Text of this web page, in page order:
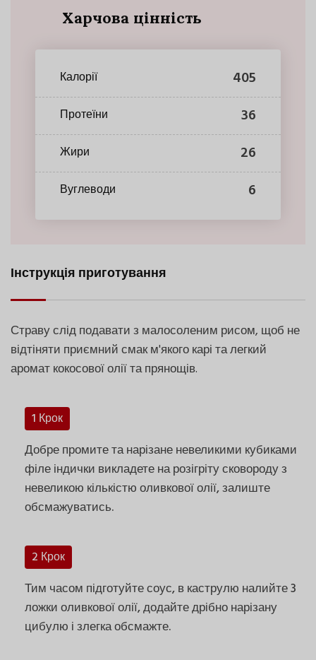
Харчова цінність
Калорії 405
Протеїни 36
Жири 26
Вуглеводи 6
Інструкція приготування
Страву слід подавати з малосоленим рисом, щоб не
відтіняти приємний смак м'якого карі та легкий
аромат кокосової олії та прянощів.
1 Крок
Добре промите та нарізане невеликими кубиками
філе індички викладете на розігріту сковороду з
невеликою кількістю оливкової олії, залиште
обсмажуватись.
2 Крок
Тим часом підготуйте соус, в каструлю налийте 3
ложки оливкової олії, додайте дрібно нарізану
цибулю і злегка обсмажте.